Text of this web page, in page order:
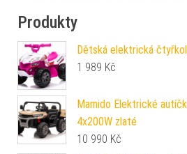
Produkty
Dětská elektrická
1 989 Kč
Mamido Elektrické
4x200W zlaté
10 990 Kč